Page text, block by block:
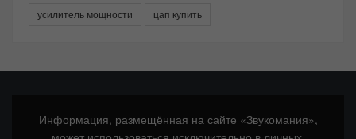
усилитель мощности
цап купить
Информация, размещённая на сайте «Звукомания»,